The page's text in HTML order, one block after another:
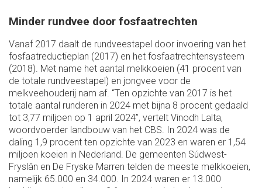
Minder rundvee door fosfaatrechten
Vanaf 2017 daalt de rundveestapel door invoering van het
fosfaatreductieplan (2017) en het fosfaatrechtensysteem
(2018). Met name het aantal melkkoeien (41 procent van
de totale rundveestapel) en jongvee voor de
melkveehouderij nam af. “Ten opzichte van 2017 is het
totale aantal runderen in 2024 met bijna 8 procent gedaald
tot 3,77 miljoen op 1 april 2024”, vertelt Vinodh Lalta,
woordvoerder landbouw van het CBS. In 2024 was de
daling 1,9 procent ten opzichte van 2023 en waren er 1,54
miljoen koeien in Nederland. De gemeenten Súdwest-
Fryslân en De Fryske Marren telden de meeste melkkoeien,
namelijk 65.000 en 34.000. In 2024 waren er 13.000